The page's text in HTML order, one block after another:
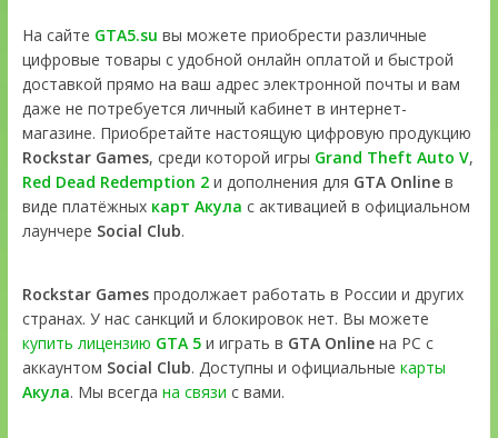
На сайте GTA5.su вы можете приобрести различные
цифровые товары с удобной онлайн оплатой и быстрой
доставкой прямо на ваш адрес электронной почты и вам
даже не потребуется личный кабинет в интернет-
магазине. Приобретайте настоящую цифровую продукцию
Rockstar Games, среди которой игры Grand Theft Auto V,
Red Dead Redemption 2и дополнения для GTA Onlineв
виде платёжных карт Акула с активацией в официальном
лаунчере Social Club.
Rockstar Gamesпродолжает работать в России и других
странах. У нас санкций и блокировок нет. Вы можете
купить лицензию GTA 5и играть в GTA Onlineна PC с
аккаунтом Social Club. Доступны и официальные карты
Акула. Мы всегда на связи с вами.